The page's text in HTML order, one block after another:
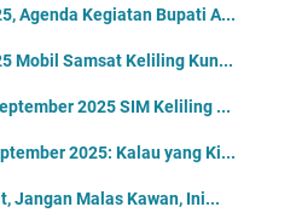
Agenda Kegiatan Bupati A...
Mobil Samsat Keliling Kun...
2025 SIM Keliling ...
2025: Kalau yang Ki...
Jangan Malas Kawan, Ini...